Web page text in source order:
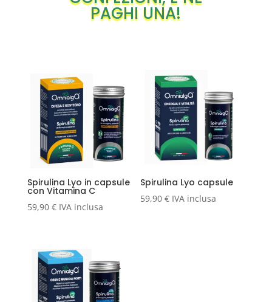
PAGHI UNA!
Spirulina Lyo in capsule
con Vitamina C
59,90 € IVA inclusa
Spirulina Lyo capsule
59,90€ IVA inclusa